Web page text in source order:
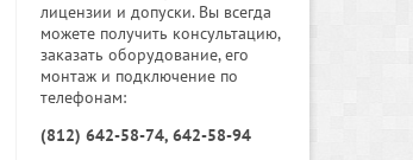
лицензии и допуски. Вы всегда
можете получить консультацию,
заказать оборудование, его
монтаж и подключение по
телефонам:
(812) 642-58-74, 642-58-94